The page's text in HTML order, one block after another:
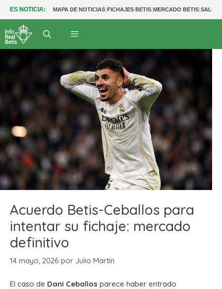
ES NOTICIA: MAPA DE NOTICIAS|FICHAJES BETIS|MERCADO BETIS|SALIDA
Acuerdo Betis-Ceballos para
intentar su fichaje: mercado
definitivo
14 mayo, 2026 por Julio Martín
El caso de Dani Ceballos parece haber entrado